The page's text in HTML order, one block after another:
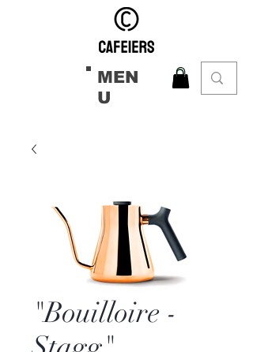
MEN
U
"Bouilloire -